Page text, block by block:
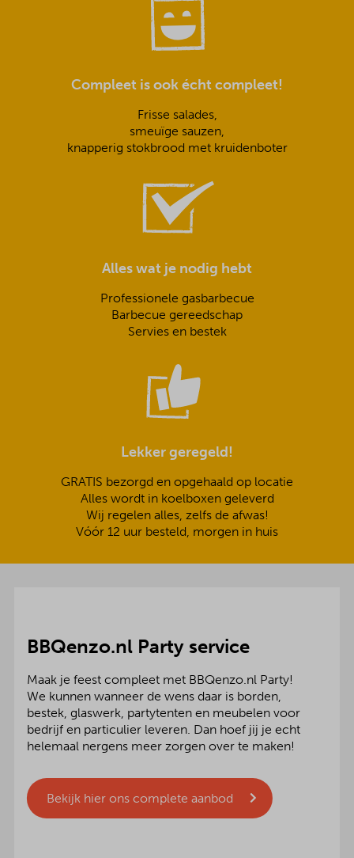
Compleet is ook écht compleet!
Frisse salades,
smeuïge sauzen,
knapperig stokbrood met kruidenboter
Alles wat je nodig hebt
Professionele gasbarbecue
Barbecue gereedschap
Servies en bestek
Lekker geregeld!
GRATIS bezorgd en opgehaald op locatie
Alles wordt in koelboxen geleverd
Wij regelen alles, zelfs de afwas!
Vóór 12 uur besteld, morgen in huis
BBQenzo.nl Party service
Maak je feest compleet met BBQenzo.nl Party!
We kunnen wanneer de wens daar is borden,
bestek, glaswerk, partytenten en meubelen voor
bedrijf en particulier leveren. Dan hoef jij je echt
helemaal nergens meer zorgen over te maken!
Bekijk hier ons complete aanbod